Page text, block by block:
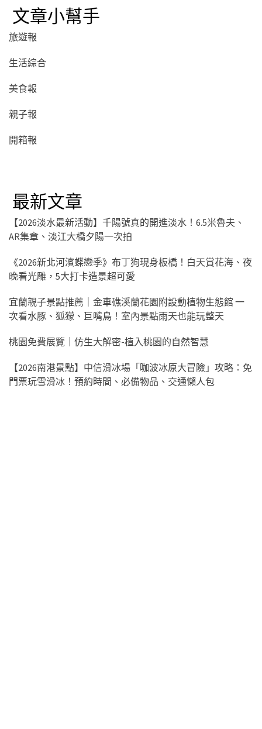
文章小幫手
旅遊報
生活綜合
美食報
親子報
開箱報
最新文章
【2026淡水最新活動】千陽號真的開進淡水！6.5米魯夫、
AR集章、淡江大橋夕陽一次拍
《2026新北河濱蝶戀季》布丁狗現身板橋！白天賞花海、夜
晚看光雕，5大打卡造景超可愛
宜蘭親子景點推薦｜金車礁溪蘭花園附設動植物生態館 一
次看水豚、狐獴、巨嘴鳥！室內景點雨天也能玩整天
桃園免費展覽｜仿生大解密-植入桃園的自然智慧
【2026南港景點】中信滑冰場「咖波冰原大冒險」攻略：免
門票玩雪滑冰！預約時間、必備物品、交通懶人包